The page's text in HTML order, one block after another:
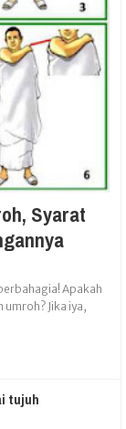
Syarat
Apakah
Jika iya,
tujuh